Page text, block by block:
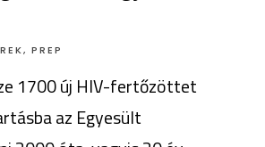
, PREP
1700 új HIV-fertőzöttet
az Egyesült